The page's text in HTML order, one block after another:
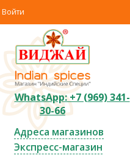
Войти
WhatsApp: +7 (969) 341-
30-66
Адреса магазинов
Экспресс-магазин